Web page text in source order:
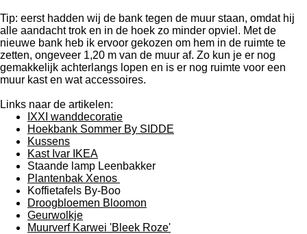
Tip: eerst hadden wij de bank tegen de muur staan, omdat hij
alle aandacht trok en in de hoek zo minder opviel. Met de
nieuwe bank heb ik ervoor gekozen om hem in de ruimte te
zetten, ongeveer 1,20 m van de muur af. Zo kun je er nog
gemakkelijk achterlangs lopen en is er nog ruimte voor een
muur kast en wat accessoires.
Links naar de artikelen:
IXXI wanddecoratie
Hoekbank Sommer By SIDDE
Kussens
Kast Ivar IKEA
Staande lamp Leenbakker
Plantenbak Xenos
Koffietafels By-Boo
Droogbloemen Bloomon
Geurwolkje
Muurverf Karwei 'Bleek Roze'